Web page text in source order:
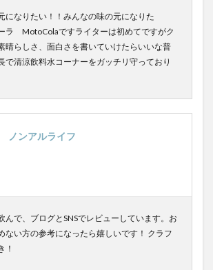
になりたい！！みんなの味の元になりた
ラ MotoColaですライターは初めてですがク
晴らしさ、面白さを書いていけたらいいな普
で清涼飲料水コーナーをガッチリ守っており
ノンアルライフ
んで、ブログとSNSでレビューしています。お
ない方の参考になったら嬉しいです！ クラフ
！